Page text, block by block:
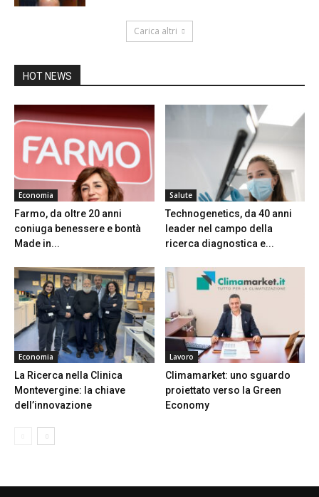
Carica altri
HOT NEWS
Economia
Farmo, da oltre 20 anni
coniuga benessere e bontà
Made in...
Salute
Technogenetics, da 40 anni
leader nel campo della
ricerca diagnostica e...
Economia
La Ricerca nella Clinica
Montevergine: la chiave
dell’innovazione
Lavoro
Climamarket: uno sguardo
proiettato verso la Green
Economy